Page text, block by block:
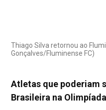
Thiago Silva retornou ao
Gonçalves/Fluminense FC)
Atletas que poderiam
Brasileira na